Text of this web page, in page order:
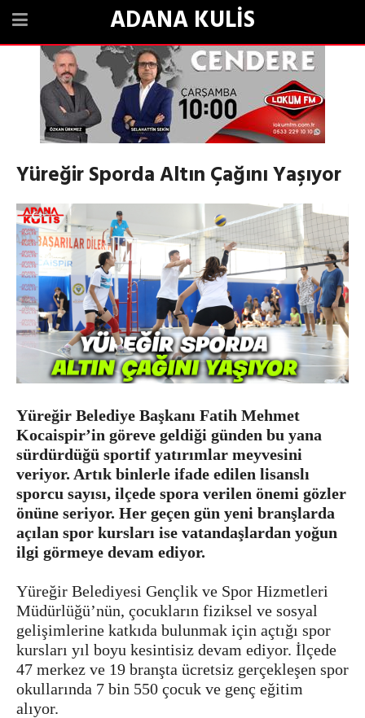
ADANA KULİS
Yüreğir Sporda Altın Çağını Yaşıyor
Yüreğir Belediye Başkanı Fatih Mehmet
Kocaispir’in göreve geldiği günden bu yana
sürdürdüğü sportif yatırımlar meyvesini
veriyor. Artık binlerle ifade edilen lisanslı
sporcu sayısı, ilçede spora verilen önemi gözler
önüne seriyor. Her geçen gün yeni branşlarda
açılan spor kursları ise vatandaşlardan yoğun
ilgi görmeye devam ediyor.
Yüreğir Belediyesi Gençlik ve Spor Hizmetleri
Müdürlüğü’nün, çocukların fiziksel ve sosyal
gelişimlerine katkıda bulunmak için açtığı spor
kursları yıl boyu kesintisiz devam ediyor. İlçede
47 merkez ve 19 branşta ücretsiz gerçekleşen spor
okullarında 7 bin 550 çocuk ve genç eğitim
alıyor.